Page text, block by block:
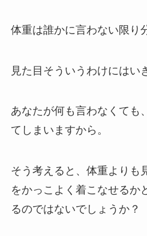
体重は誰かに言わない限り
見た目そういうわけにはい
あなたが何も言わなくても
てしまいますから。
そう考えると、体重よりも
をかっこよく着こなせるか
るのではないでしょうか？